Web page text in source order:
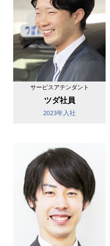
サービスアテンダント
ツダ社員
2023年入社